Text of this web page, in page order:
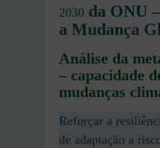
2030 da ONU
a Mudança
Análise da
– capacidade
mudanças
Reforçar a
de adaptação a